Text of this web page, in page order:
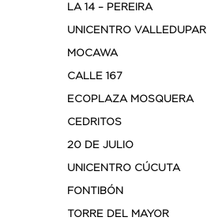
LA 14 – PEREIRA
UNICENTRO VALLEDUPAR
MOCAWA
CALLE 167
ECOPLAZA MOSQUERA
CEDRITOS
20 DE JULIO
UNICENTRO CÚCUTA
FONTIBÓN
TORRE DEL MAYOR